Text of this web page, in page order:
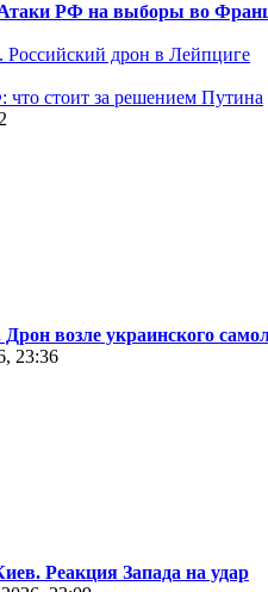
Атаки РФ на выборы во
Российский дрон в Лейпциге
стоит за решением Путина
возле украинского
23:36
Реакция Запада на удар